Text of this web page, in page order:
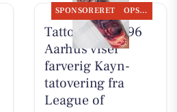
SPONSORERET OPSLAGSTAVLEN
Tattoo Studio 96
Aarhus viser
farverig Kayn-
tatovering fra
League of